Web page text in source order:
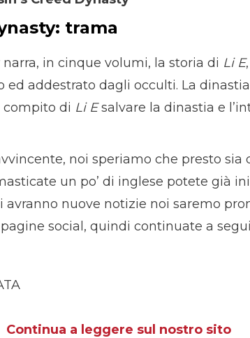
trama
narra, in cinque volumi, la storia di Li E
ed addestrato dagli occulti. La dinastia
compito di Li Esalvare la dinastia e
noi speriamo che presto sia
un po’ di inglese potete già
avranno nuove notizie noi saremo
social, quindi continuate a
Continua a leggere sul nostro sito